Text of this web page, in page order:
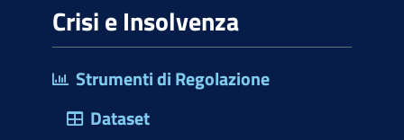
Crisi e Insolvenza
Strumenti di Regolazione
Dataset